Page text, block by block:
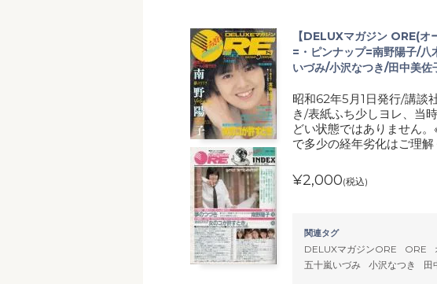
【DELUXマガジン ORE(
=・ピンナップ=南野陽子/
いづみ/小沢なつき/田中美
昭和62年5月1日発行/講談
き/表紙ふち少しヨレ、当
どい状態ではありません
で多少の経年劣化はご理解
¥2,000(税込)
関連タグ
DELUXマガジンORE ORE
五十嵐いづみ
小沢なつき 田